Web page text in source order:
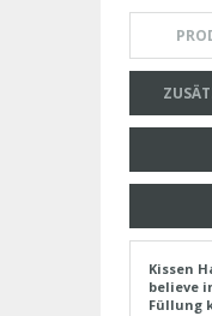
Kissen
believe
Füllung